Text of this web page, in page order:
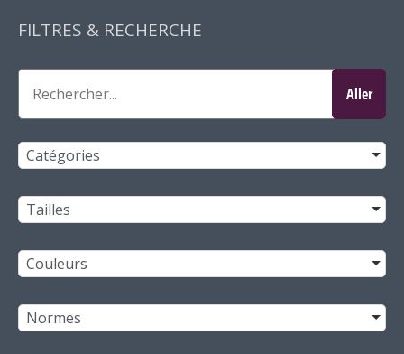
FILTRES & RECHERCHE
Catégories
Tailles
Couleurs
Normes